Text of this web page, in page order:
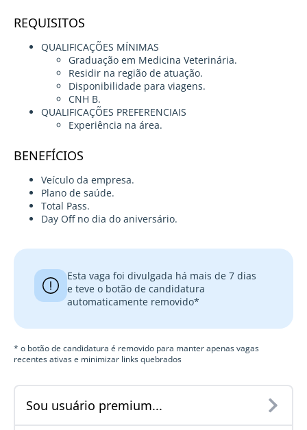
REQUISITOS
QUALIFICAÇÕES MÍNIMAS
Graduação em Medicina Veterinária.
Residir na região de atuação.
Disponibilidade para viagens.
CNH B.
QUALIFICAÇÕES PREFERENCIAIS
Experiência na área.
BENEFÍCIOS
Veículo da empresa.
Plano de saúde.
Total Pass.
Day Off no dia do aniversário.
Esta vaga foi divulgada há mais de 7 dias
e teve o botão de candidatura
automaticamente removido*
* o botão de candidatura é removido para manter apenas vagas
recentes ativas e minimizar links quebrados
Sou usuário premium...